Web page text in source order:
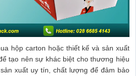
hộp carton hoặc thiết kế và sản xuất
tạo nên sự khác biệt cho thương hiệu
xuất uy tín, chất lượng để đảm bảo